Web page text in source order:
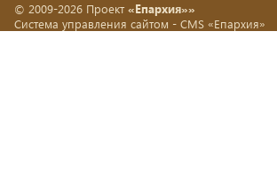
© 2009-2026 Проект «Епархия»»
Система управления сайтом - CMS «Епархия»